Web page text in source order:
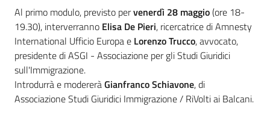
Al primo modulo, previsto pervenerdì 28 maggio(ore 18-
19.30), interverranno Elisa De Pieri, ricercatrice di Amnesty
International Ufficio Europa e Lorenzo Trucco, avvocato,
presidente di ASGI - Associazione per gli Studi Giuridici
sull'Immigrazione.
Introdurrà e modereràGianfranco Schiavone, di
Associazione Studi Giuridici Immigrazione / RiVolti ai Balcani.